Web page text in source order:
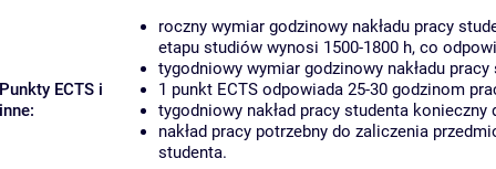
Punkty ECTS i
inne:
roczny wymiar godzinowy nakładu pracy
etapu studiów wynosi 1500-1800 h, co
tygodniowy wymiar godzinowy nakładu
1 punkt ECTS odpowiada 25-30 godzinom
tygodniowy nakład pracy studenta
nakład pracy potrzebny do zaliczenia
studenta.